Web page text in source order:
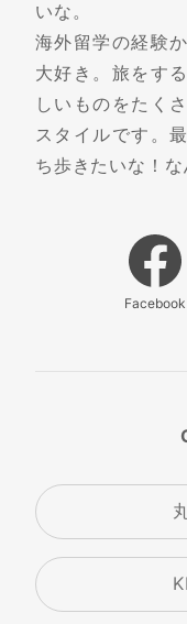
いな。
海外留学の経験
大好き。旅をす
しいものをたく
スタイルです。
ち歩きたいな！な
Facebook